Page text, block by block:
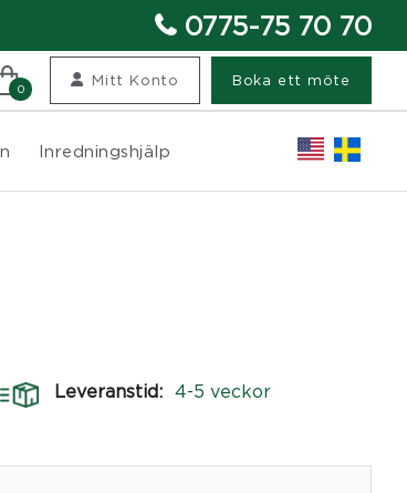
0775-75 70 70
0
Mitt Konto Boka ett möte
Inredningshjälp
Leveranstid: 4-5 veckor